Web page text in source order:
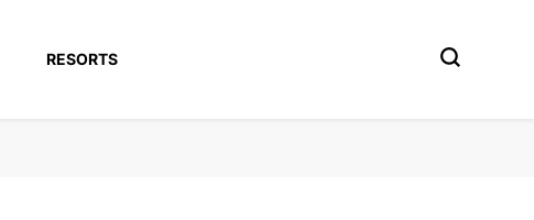
RESORTS